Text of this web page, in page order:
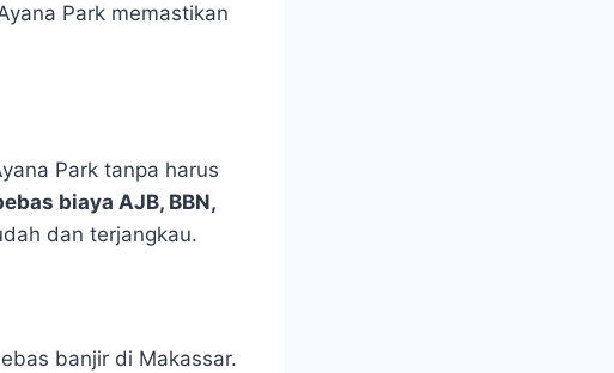
Park memastikan
Park tanpa harus
biaya AJB, BBN,
dan terjangkau.
banjir di Makassar.